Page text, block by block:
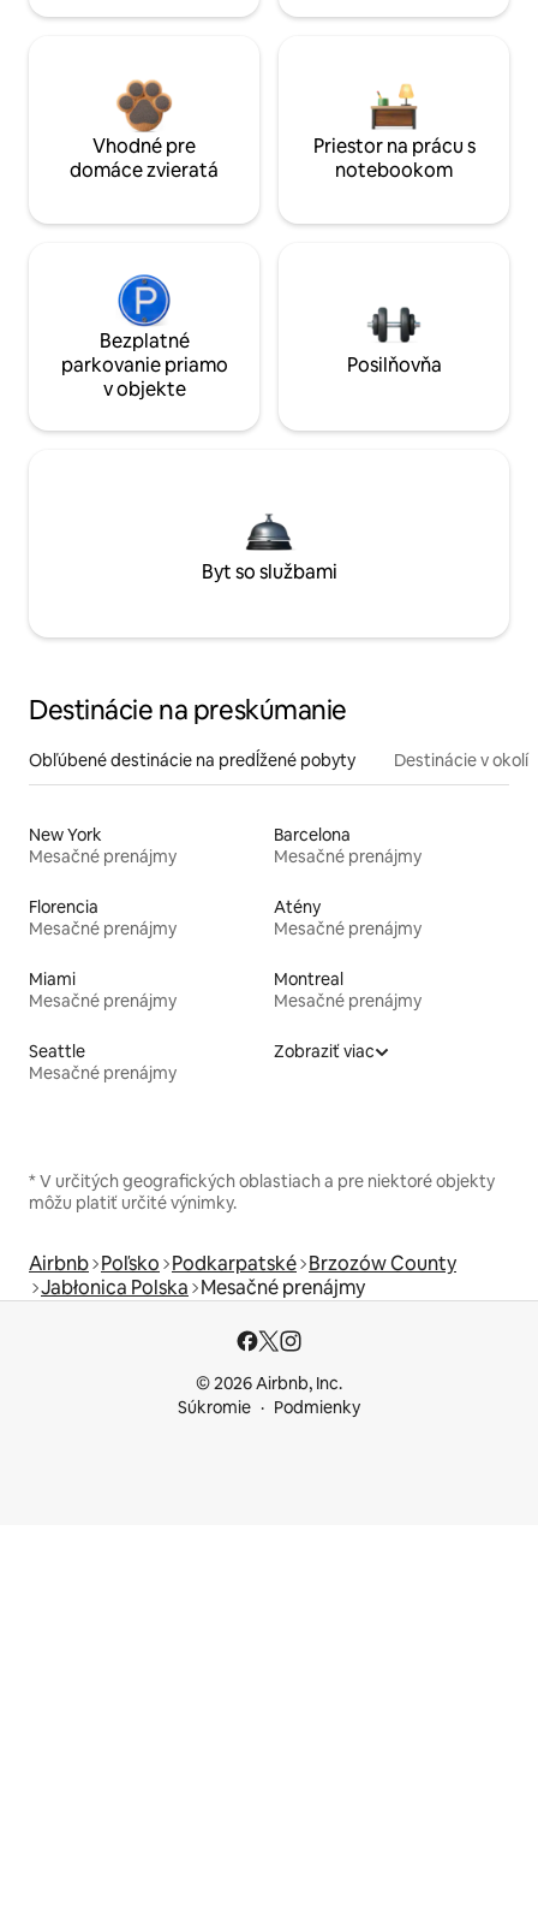
Vhodné pre
domáce zvieratá
Priestor na prácu s
notebookom
Bezplatné
parkovanie priamo
v objekte
Posilňovňa
Byt so službami
Destinácie na preskúmanie
Obľúbené destinácie na predĺžené pobyty Destinácie v okolí
New York
Mesačné prenájmy
Barcelona
Mesačné prenájmy
Florencia
Mesačné prenájmy
Atény
Mesačné prenájmy
Miami
Mesačné prenájmy
Montreal
Mesačné prenájmy
Seattle
Mesačné prenájmy
Zobraziť viac
* V určitých geografických oblastiach a pre niektoré objekty
môžu platiť určité výnimky.
Airbnb Poľsko Podkarpatské Brzozów County
Jabłonica Polska Mesačné prenájmy
© 2026 Airbnb, Inc.
Súkromie
Podmienky